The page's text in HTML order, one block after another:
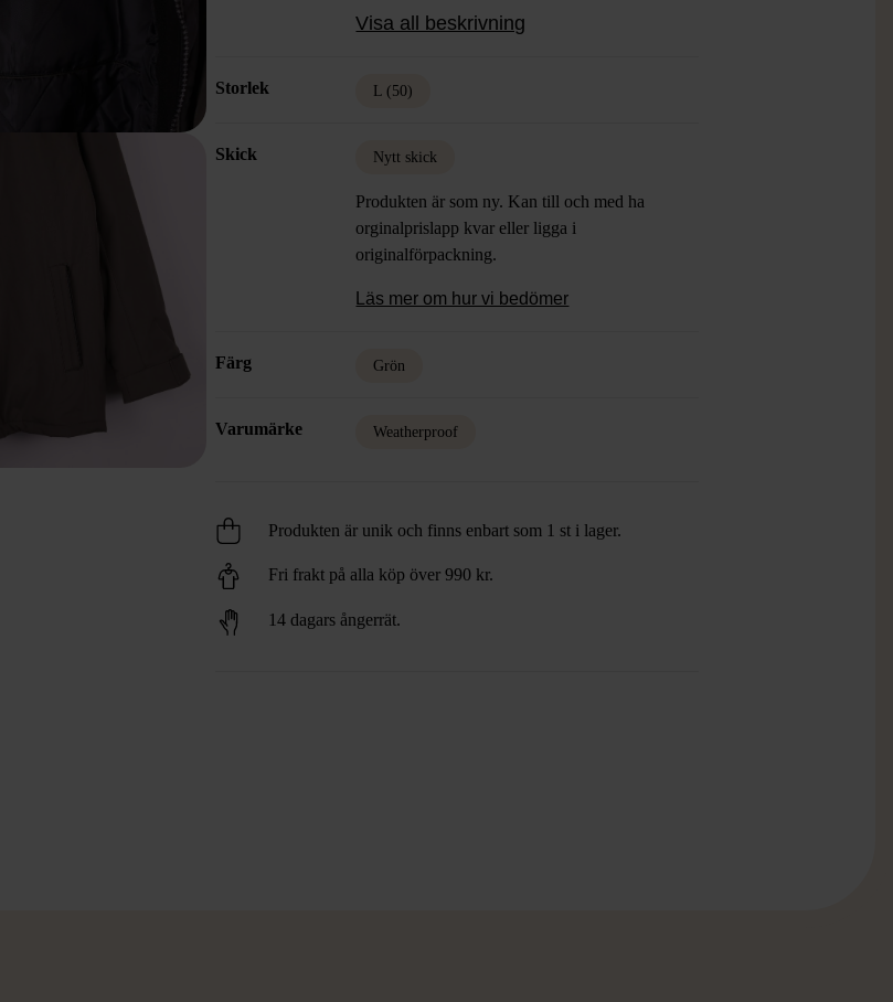
vill ha en avslappnad stil med extra komfort.
Visa all beskrivning
Storlek L (50)
Skick Nytt skick
Produkten är som ny. Kan till och med ha
orginalprislapp kvar eller ligga i
originalförpackning.
Läs mer om hur vi bedömer
Färg Grön
Varumärke Weatherproof
Produkten är unik och finns enbart som 1 st i lager.
Fri frakt på alla köp över 990 kr.
14 dagars ångerrät.